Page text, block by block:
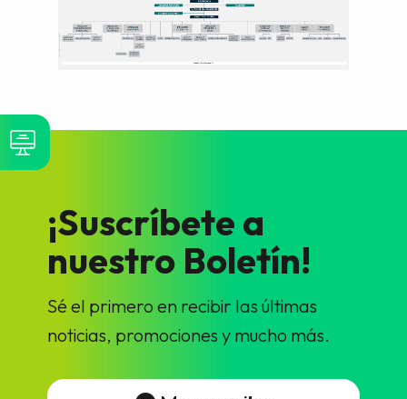
¡Suscríbete a
nuestro Boletín!
Sé el primero en recibir las últimas
noticias, promociones y mucho más.